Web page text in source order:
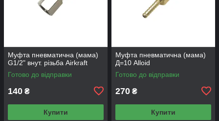
Муфта пневматична (мама)
G1/2" внут. різьба Airkraft
Готово до відправки
140 ₴
Купити
Муфта пневматична (мама)
Д=10 Alloid
Готово до відправки
270 ₴
Купити